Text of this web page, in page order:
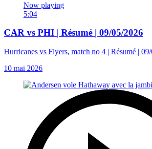
Now playing
5:04
CAR vs PHI | Résumé | 09/05/2026
Hurricanes vs Flyers, match no 4 | Résumé |
10 mai 2026